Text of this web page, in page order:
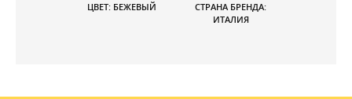
ЦВЕТ: БЕЖЕВЫЙ
СТРАНА БРЕНДА:
ИТАЛИЯ